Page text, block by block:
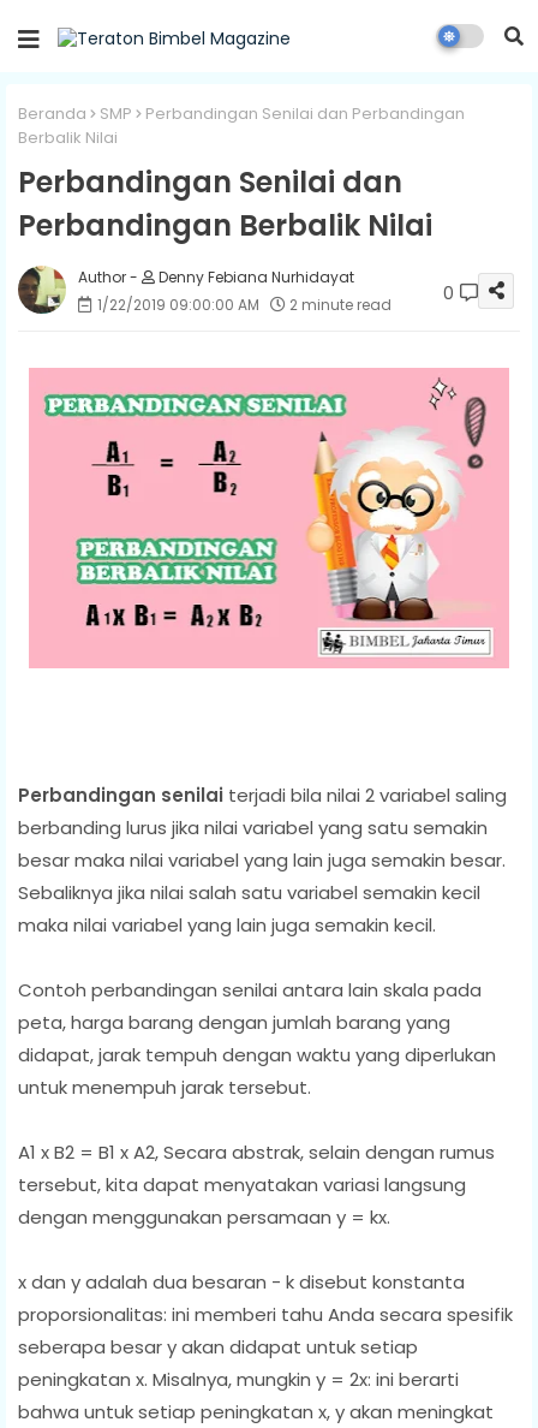
Beranda SMP
Perbandingan Senilai dan Perbandingan
Berbalik Nilai
Perbandingan Senilai dan
Perbandingan Berbalik Nilai
Denny Febiana Nurhidayat
1/22/2019 09:00:00 AM
2 minute read 0
Perbandingan senilai terjadi bila nilai 2 variabel saling
berbanding lurus jika nilai variabel yang satu semakin
besar maka nilai variabel yang lain juga semakin besar.
Sebaliknya jika nilai salah satu variabel semakin kecil
maka nilai variabel yang lain juga semakin kecil.
Contoh perbandingan senilai antara lain skala pada
peta, harga barang dengan jumlah barang yang
didapat, jarak tempuh dengan waktu yang diperlukan
untuk menempuh jarak tersebut.
A1 x B2 = B1 x A2, Secara abstrak, selain dengan rumus
tersebut, kita dapat menyatakan variasi langsung
dengan menggunakan persamaan y = kx.
x dan y adalah dua besaran - k disebut konstanta
proporsionalitas: ini memberi tahu Anda secara spesifik
seberapa besar y akan didapat untuk setiap
peningkatan x. Misalnya, mungkin y = 2x: ini berarti
bahwa untuk setiap peningkatan x, y akan meningkat